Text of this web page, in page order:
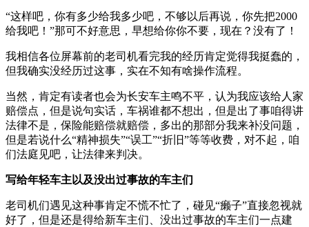
“这样吧，你有多少给我多少吧，不够以后再说，你先把2000
给我吧！”那可不好意思，早想给你你不要，现在？没有了！
我相信各位屏幕前的老司机看完我的经历肯定觉得我挺蠢的，
但我确实没经历过这事，实在不知有啥操作流程。
当然，肯定有读者也会为长安车主鸣不平，认为我应该给人家
赔偿点，但是说句实话，车祸谁都不想出，但是出了事咱得讲
法律不是，保险能赔偿就赔偿，多出的那部分我来补没问题，
但是若说什么“精神损失”“误工”“折旧”等等收费，对不起，咱
们法庭见吧，让法律来判决。
写给年轻车主以及没出过事故的车主们
老司机们遇见这种事肯定不慌不忙了，碰见“癞子”直接忽视就
好了，但是还是得给新车主们、没出过事故的车主们一点建